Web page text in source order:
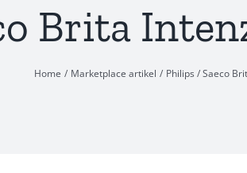
Brita
Home Marketplace artikel Philips / Saeco